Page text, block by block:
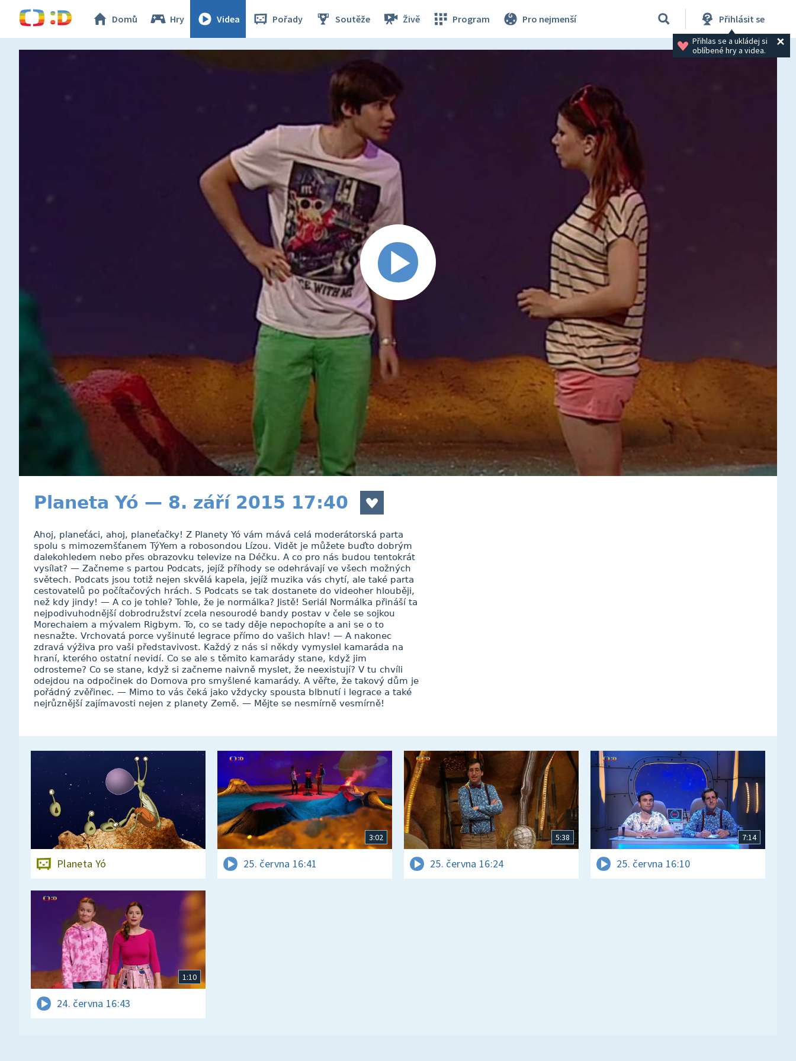
Domů Hry Videa Pořady Soutěže Živě Program Pro nejmenší Přihlásit se
Přihlas se a ukládej si
oblíbené hry a videa.
Planeta Yó — 8. září 2015 17:40
Ahoj, planeťáci, ahoj, planeťačky! Z Planety Yó vám mává celá moderátorská parta
spolu s mimozemšťanem TýYem a robosondou Lízou. Vidět je můžete buďto dobrým
dalekohledem nebo přes obrazovku televize na Déčku. A co pro nás budou tentokrát
vysílat? — Začneme s partou Podcats, jejíž příhody se odehrávají ve všech možných
světech. Podcats jsou totiž nejen skvělá kapela, jejíž muzika vás chytí, ale také parta
cestovatelů po počítačových hrách. S Podcats se tak dostanete do videoher hlouběji,
než kdy jindy! — A co je tohle? Tohle, že je normálka? Jistě! Seriál Normálka přináší ta
nejpodivuhodnější dobrodružství zcela nesourodé bandy postav v čele se sojkou
Morechaiem a mývalem Rigbym. To, co se tady děje nepochopíte a ani se o to
nesnažte. Vrchovatá porce vyšinuté legrace přímo do vašich hlav! — A nakonec
zdravá výživa pro vaši představivost. Každý z nás si někdy vymyslel kamaráda na
hraní, kterého ostatní nevidí. Co se ale s těmito kamarády stane, když jim
odrosteme? Co se stane, když si začneme naivně myslet, že neexistují? V tu chvíli
odejdou na odpočinek do Domova pro smyšlené kamarády. A věřte, že takový dům je
pořádný zvěřinec. — Mimo to vás čeká jako vždycky spousta blbnutí i legrace a také
nejrůznější zajímavosti nejen z planety Země. — Mějte se nesmírně vesmírně!
Planeta Yó
3:02
25. června 16:41
5:38
25. června 16:24
7:14
25. června 16:10
1:10
24. června 16:43